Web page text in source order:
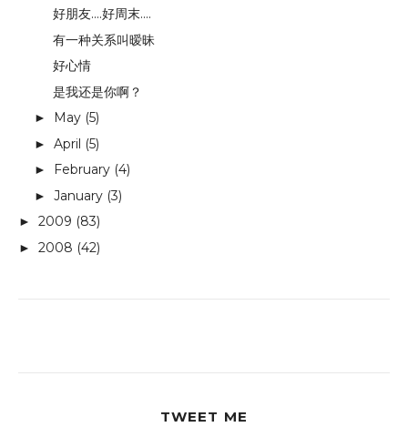
好朋友....好周末....
有一种关系叫暧昧
好心情
是我还是你啊？
► May (5)
► April (5)
► February (4)
► January (3)
► 2009 (83)
► 2008 (42)
TWEET ME